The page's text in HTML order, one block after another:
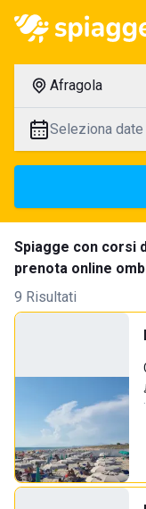
Afragola
Seleziona date
Spiagge con corsi
prenota online
9 Risultati
·